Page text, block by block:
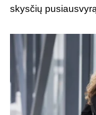
skysčių